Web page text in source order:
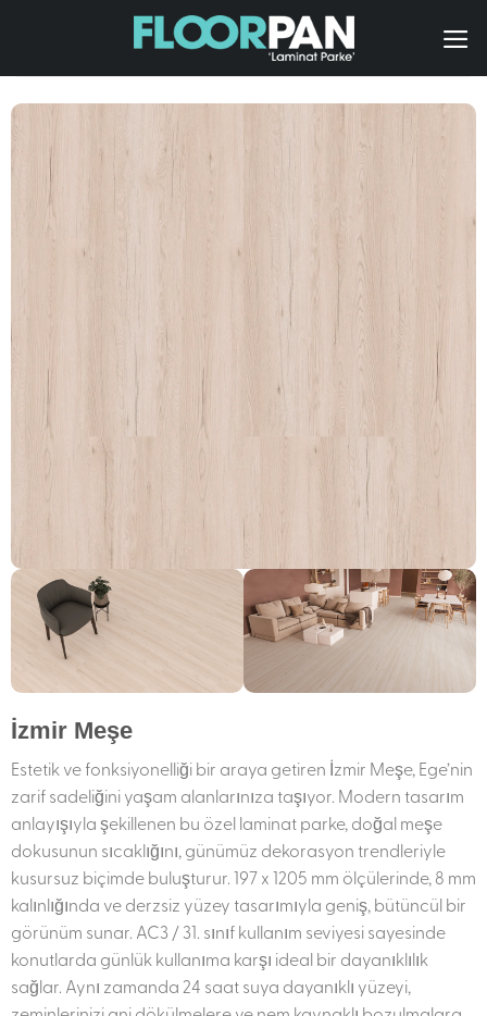
İzmir Meşe
Estetik ve fonksiyonelliği bir araya getiren İzmir Meşe, Ege’nin
zarif sadeliğini yaşam alanlarınıza taşıyor. Modern tasarım
anlayışıyla şekillenen bu özel laminat parke, doğal meşe
dokusunun sıcaklığını, günümüz dekorasyon trendleriyle
kusursuz biçimde buluşturur. 197 x 1205 mm ölçülerinde, 8 mm
kalınlığında ve derzsiz yüzey tasarımıyla geniş, bütüncül bir
görünüm sunar. AC3 / 31. sınıf kullanım seviyesi sayesinde
konutlarda günlük kullanıma karşı ideal bir dayanıklılık
sağlar. Aynı zamanda 24 saat suya dayanıklı yüzeyi,